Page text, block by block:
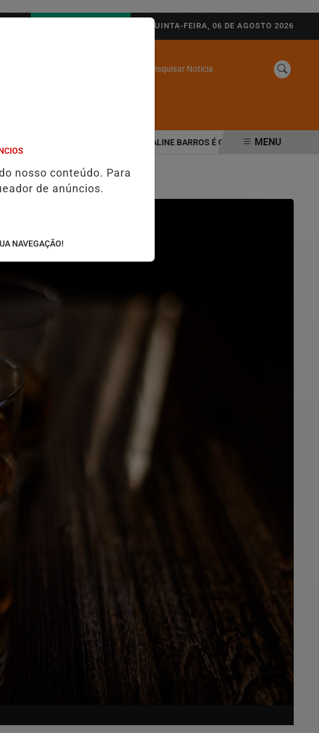
QUINTA-FEIRA, 06 DE AGOSTO 2026
Pesquisar Notícia
DA SEGURANÇA PÚBLICA ALINE BARROS É CONFIRMADA NO DIA DO
MENU
nosso conteúdo. Para
de anúncios.
NAVEGAÇÃO!